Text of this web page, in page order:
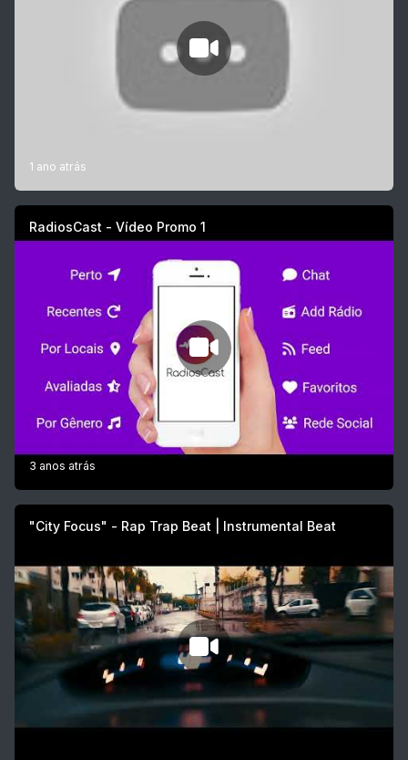
1 ano atrás
RadiosCast - Vídeo Promo 1
3 anos atrás
"City Focus" - Rap Trap Beat | Instrumental Beat